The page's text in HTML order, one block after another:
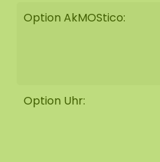
Option AkMOStico:
Option Uhr: